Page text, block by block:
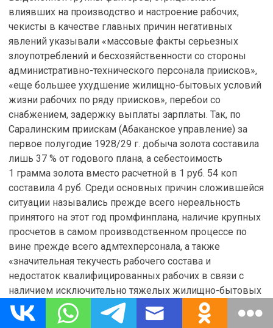
влиявших на производство и настроение рабочих,
чекисты в качестве главных причин негативных
явлений указывали «массовые факты серьезных
злоупотреблений и бесхозяйственности со стороны
административно-технического персонала приисков»,
«еще большее ухудшение жилищно-бытовых условий
жизни рабочих по ряду приисков», перебои со
снабжением, задержку выплаты зарплаты. Так, по
Саралинским приискам (Абаканское управление) за
первое полугодие 1928/29 г. добыча золота составила
лишь 37 % от годового плана, а себестоимость
1 грамма золота вместо расчетной в 1 руб. 54 коп
составила 4 руб. Среди основных причин сложившейся
ситуации назывались прежде всего нереальность
принятого на этот год промфинплана, наличие крупных
просчетов в самом производственном процессе по
вине прежде всего адмтехперсонала, а также
«значительная текучесть рабочего состава и
недостаток квалифицированных рабочих в связи с
наличием исключительно тяжелых жилищно-бытовых
условий и перебоев со снабжением на приисках. По
Саралинским приискам за истекшие полгода